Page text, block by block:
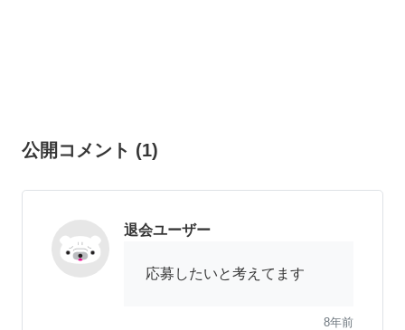
公開コメント (1)
退会ユーザー
応募したいと考えてます
8年前